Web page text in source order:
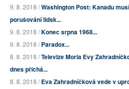
9. 8. 2018 /Washington Post: Kanadu
porušování lidsk...
9. 8. 2018 /Konec srpna 1968...
9. 8. 2018 /Paradox...
8. 8. 2018 /Televize Moria Evy
dnes přichá...
8. 8. 2018 /Eva Zahradníčková vede v